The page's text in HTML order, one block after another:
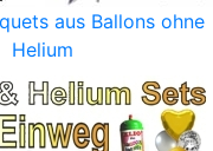
aus Ballons ohne
Helium